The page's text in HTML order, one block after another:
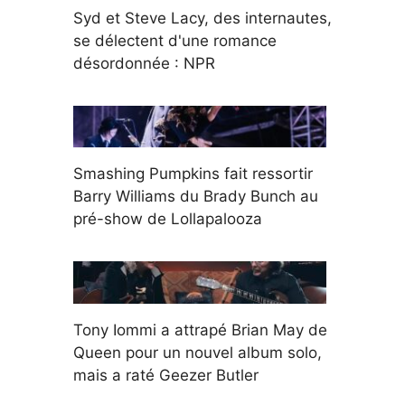
Syd et Steve Lacy, des internautes,
se délectent d'une romance
désordonnée : NPR
Smashing Pumpkins fait ressortir
Barry Williams du Brady Bunch au
pré-show de Lollapalooza
Tony Iommi a attrapé Brian May de
Queen pour un nouvel album solo,
mais a raté Geezer Butler